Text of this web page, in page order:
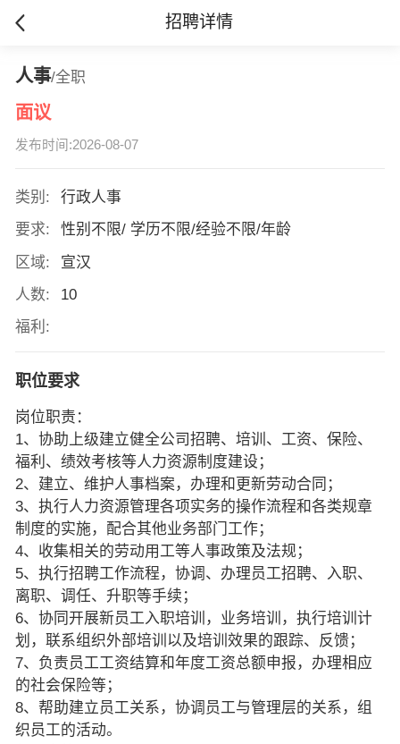
招聘详情
人事/全职
面议
发布时间:2026-08-07
类别:
行政人事
要求:
性别不限/ 学历不限/经验不限/年龄
区域:
宣汉
人数:
10
福利:
职位要求
岗位职责：
1、协助上级建立健全公司招聘、培训、工资、保险、
福利、绩效考核等人力资源制度建设；
2、建立、维护人事档案，办理和更新劳动合同；
3、执行人力资源管理各项实务的操作流程和各类规章
制度的实施，配合其他业务部门工作；
4、收集相关的劳动用工等人事政策及法规；
5、执行招聘工作流程，协调、办理员工招聘、入职、
离职、调任、升职等手续；
6、协同开展新员工入职培训，业务培训，执行培训计
划，联系组织外部培训以及培训效果的跟踪、反馈；
7、负责员工工资结算和年度工资总额申报，办理相应
的社会保险等；
8、帮助建立员工关系，协调员工与管理层的关系，组
织员工的活动。